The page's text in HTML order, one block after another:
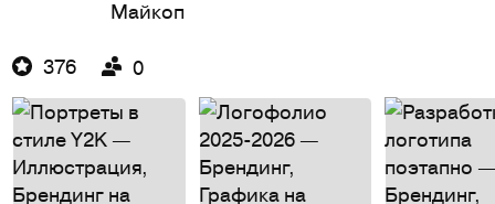
Майкоп
376 0